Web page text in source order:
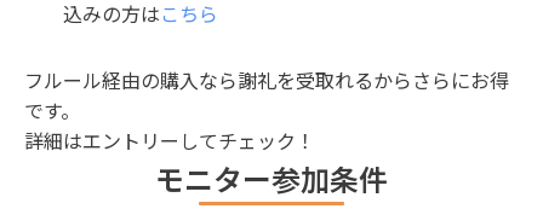
込みの方はこちら
フルール経由の購入なら謝礼を受取れるからさらにお得
です。
詳細はエントリーしてチェック！
モニター参加条件